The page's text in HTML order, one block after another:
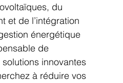
du
et de l’intégration
énergétique
de
innovantes
à réduire vos